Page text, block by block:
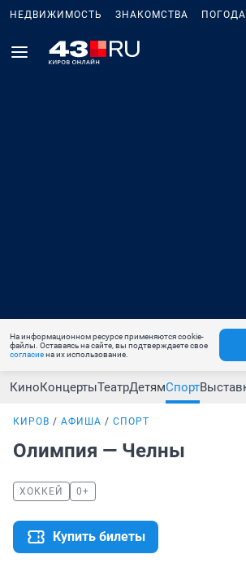
НЕДВИЖИМОСТЬ ЗНАКОМСТВА ПОГОДА
На информационном ресурсе применяются cookie-
файлы. Оставаясь на сайте, вы подтверждаете свое
согласиена их использование.
КиноКонцертыТеатрДетямСпорт
КИРОВ АФИША СПОРТ
Олимпия — Челны
ХОККЕЙ 0+
Купить билеты